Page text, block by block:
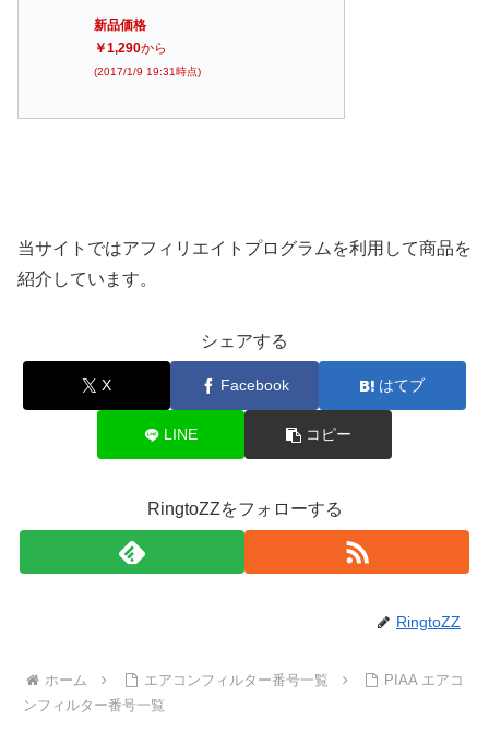
新品価格
￥1,290から
(2017/1/9 19:31時点)
当サイトではアフィリエイトプログラムを利用して商品を
紹介しています。
シェアする
X Facebook はてブ
LINE コピー
RingtoZZをフォローする
RingtoZZ
ホーム エアコンフィルター番号一覧
PIAA エアコ
ンフィルター番号一覧